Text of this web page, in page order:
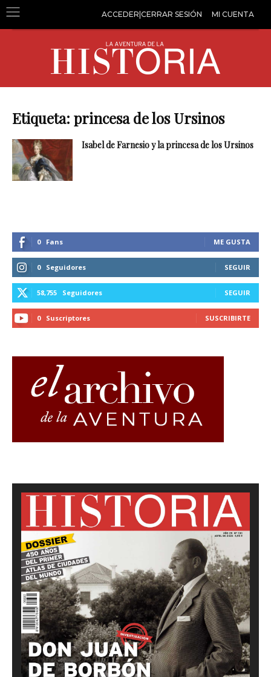
ACCEDER|CERRAR SESIÓN MI CUENTA
Etiqueta: princesa de los Ursinos
Isabel de Farnesio y la princesa de los Ursinos
0 Fans ME GUSTA
0 Seguidores SEGUIR
58,755 Seguidores SEGUIR
0 Suscriptores SUSCRIBIRTE